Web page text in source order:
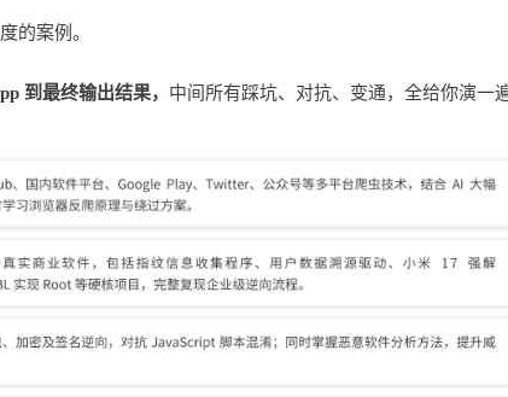
的案例。
到最终输出结果， 中间所有踩坑、对抗、变通，全给你演一